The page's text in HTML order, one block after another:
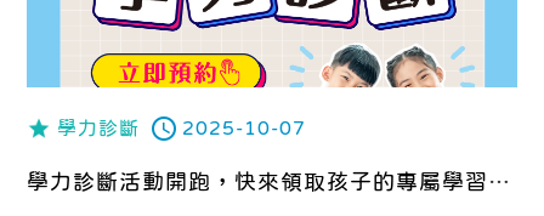
學力診斷 2025-10-07
學力診斷活動開跑，快來領取孩子的專屬學習計